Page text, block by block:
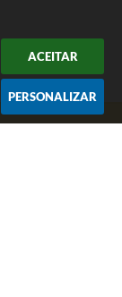
ACEITAR
PERSONALIZAR